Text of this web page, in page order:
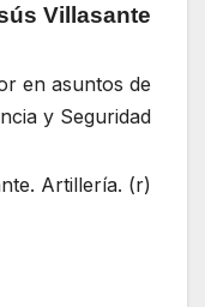
Villasante
en asuntos de
y Seguridad
Artillería. (r)